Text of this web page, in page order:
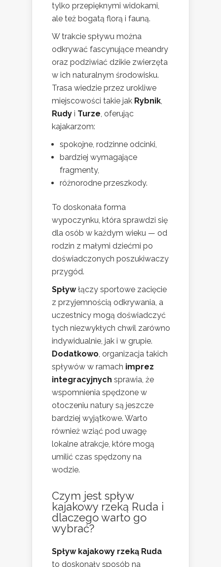
tylko przepięknymi widokami,
ale też bogatą florą i fauną.
W trakcie spływu można
odkrywać fascynujące meandry
oraz podziwiać dzikie zwierzęta
w ich naturalnym środowisku.
Trasa wiedzie przez urokliwe
miejscowości takie jak Rybnik
Rudy i Turze , oferując
kajakarzom:
spokojne, rodzinne odcinki,
bardziej wymagające
fragmenty,
różnorodne przeszkody.
To doskonała forma
wypoczynku, która sprawdzi się
dla osób w każdym wieku — od
rodzin z małymi dziećmi po
doświadczonych poszukiwaczy
przygód.
Spływłączy sportowe zacięcie
z przyjemnością odkrywania, a
uczestnicy mogą doświadczyć
tych niezwykłych chwil zarówno
indywidualnie, jak i w grupie.
Dodatkowo , organizacja takich
spływów w ramach imprez
integracyjnych sprawia, że
wspomnienia spędzone w
otoczeniu natury są jeszcze
bardziej wyjątkowe. Warto
również wziąć pod uwagę
lokalne atrakcje, które mogą
umilić czas spędzony na
wodzie.
Czym jest spływ
kajakowy rzeką Ruda i
dlaczego warto go
wybrać?
Spływ kajakowy rzeką Ruda
to doskonały sposób na